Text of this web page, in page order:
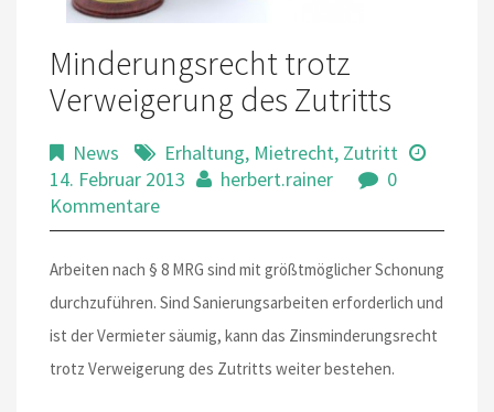
Minderungsrecht trotz
Verweigerung des Zutritts
News Erhaltung, Mietrecht, Zutritt
14. Februar 2013
herbert.rainer
0
Kommentare
Arbeiten nach § 8 MRG sind mit größtmöglicher Schonung
durchzuführen. Sind Sanierungsarbeiten erforderlich und
ist der Vermieter säumig, kann das Zinsminderungsrecht
trotz Verweigerung des Zutritts weiter bestehen.